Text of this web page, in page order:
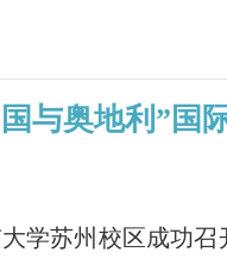
与奥地利”国
学苏州校区成功